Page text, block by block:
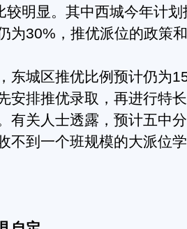
较明显。其中西城今年计
为30%，推优派位的政策
城区推优比例预计仍为
安排推优录取，再进行特
有关人士透露，预计五中
不到一个班规模的大派位